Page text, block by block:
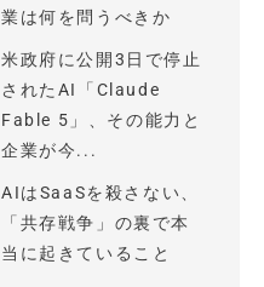
業は何を問うべきか
米政府に公開3日で停止
されたAI「Claude
Fable 5」、その能力と
企業が今...
AIはSaaSを殺さない、
「共存戦争」の裏で本
当に起きていること